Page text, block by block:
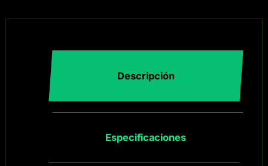
Descripción
Especificaciones